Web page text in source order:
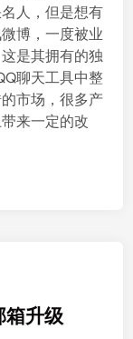
人，但是想有
博，一度被业
是其拥有的独
聊天工具中整
市场，很多产
来一定的改
箱升级